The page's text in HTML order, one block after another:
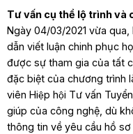
Tư vấn cụ thể lộ trình và
Ngày 04/03/2021 vừa
dẫn viết luận chinh phục
được sự tham gia của tất
đặc biệt của chương trình
viên Hiệp hội Tư vấn
giúp của công nghệ, dù
thông tin về yêu cầu hồ